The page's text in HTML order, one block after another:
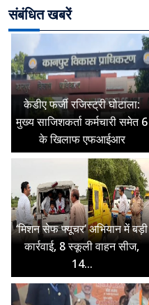
संबंधित खबरें
केडीए फर्जी रजिस्ट्री घोटाला:
मुख्य साजिशकर्ता कर्मचारी समेत 6
के खिलाफ एफआईआर
‘मिशन सेफ फ्यूचर’ अभियान में बड़ी
कार्रवाई, 8 स्कूली वाहन सीज,
14...